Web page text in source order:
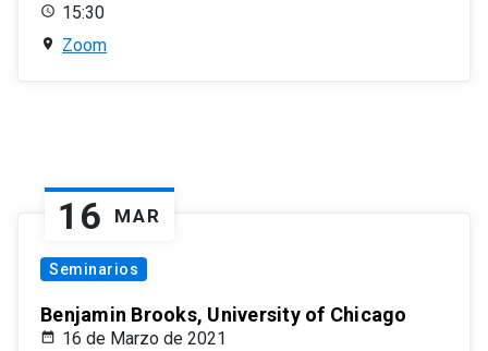
15:30
Zoom
16 MAR
Seminarios
Benjamin Brooks, University of Chicago
16 de Marzo de 2021